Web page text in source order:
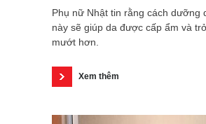
Phụ nữ Nhật tin rằng cách dưỡng
này sẽ giúp da được cấp ẩm và
mướt hơn.
Xem thêm